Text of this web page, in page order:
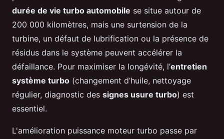
durée de vie turbo automobile se situe autour de
200 000 kilomètres, mais une surtension de la
turbine, un défaut de lubrification ou la présence de
résidus dans le système peuvent accélérer la
défaillance. Pour maximiser la longévité, l’entretien
système turbo (changement d’huile, nettoyage
régulier, diagnostic des signes usure turbo) est
essentiel.
L'amélioration puissance moteur turbo passe par